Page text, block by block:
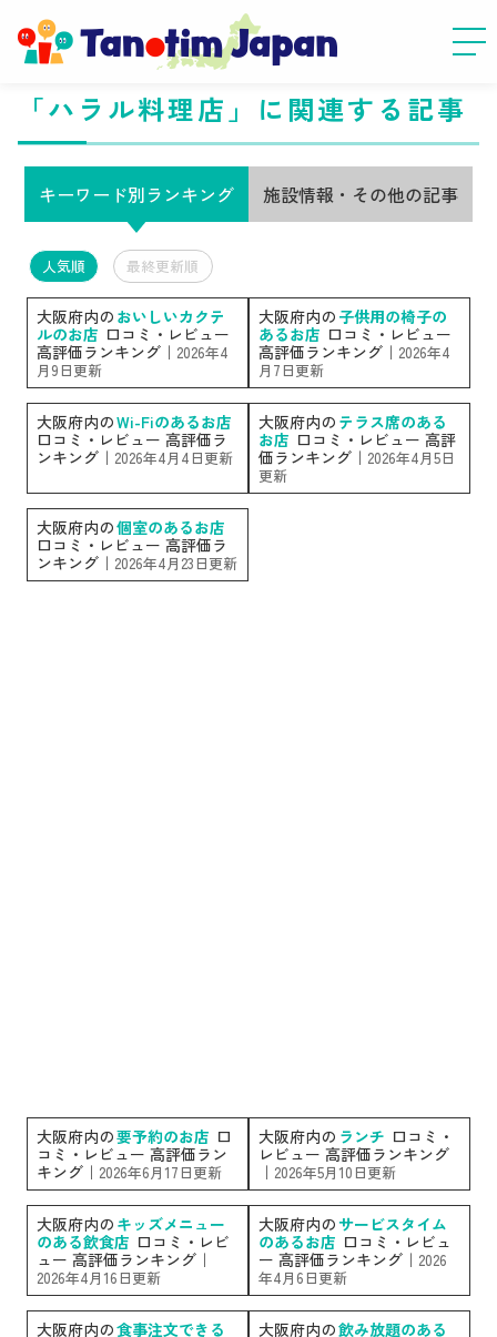
「ハラル料理店」に関連する記事
キーワード別ランキング 施設情報・その他の記事
人気順 最終更新順
大阪府内の おいしいカクテ
ルのお店 口コミ・レビュー
高評価ランキング｜ 2026年4
月9日更新
大阪府内の 子供用の椅子の
あるお店 口コミ・レビュー
高評価ランキング｜ 2026年4
月7日更新
大阪府内のWi-Fiのあるお店
口コミ・レビュー 高評価ラ
ンキング｜ 2026年4月4日更新
大阪府内の テラス席のある
お店 口コミ・レビュー 高評
価ランキング｜ 2026年4月5日
更新
大阪府内の個室のあるお店
口コミ・レビュー 高評価ラ
ンキング｜ 2026年4月23日更新
大阪府内の要予約のお店 口
コミ・レビュー 高評価ラン
キング｜ 2026年6月17日更新
大阪府内の ランチ 口コミ・
レビュー 高評価ランキング
｜ 2026年5月10日更新
大阪府内の キッズメニュー
のある飲食店 口コミ・レビ
ュー 高評価ランキング｜
2026年4月16日更新
大阪府内のサービスタイム
のあるお店 口コミ・レビュ
ー 高評価ランキング｜ 2026
年4月6日更新
大阪府内の食事注文できる
大阪府内の飲み放題のある